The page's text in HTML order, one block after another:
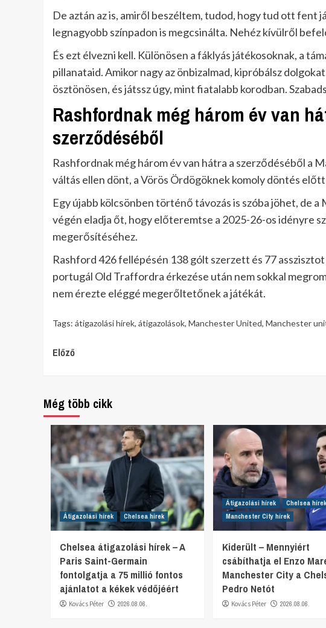
De aztán az is, amiről beszéltem, tudod, hogy tud ott fent
legnagyobb színpadon is megcsinálta. Nehéz kívülről
És ezt élvezni kell. Különösen a fáklyás játékosoknak, a
pillanataid. Amikor nagy az önbizalmad, kipróbálsz
ösztönösen, és játssz úgy, mint fiatalabb korodban.
Rashfordnak még három év van
szerződéséből
Rashfordnak még három év van hátra a szerződéséből a
váltás ellen dönt, a Vörös Ördögöknek komoly döntés
Egy újabb kölcsönben történő távozás is szóba jöhet, de
végén eladja őt, hogy előteremtse a 2025-26-os idényre
megerősítéséhez.
Rashford 426 fellépésén 138 gólt szerzett és 77
portugál Old Traffordra érkezése után nem sokkal
nem érezte eléggé megerőltetőnek a játékát.
Tags: átigazolási hírek, átigazolások, Manchester United, Manchester
Continue
Előző
Még több cikk
Átigazolási hírek Chelsea hírek
Chelsea átigazolási hírek – A
Paris Saint-Germain
fontolgatja a 75 millió fontos
ajánlatot a kékek védőjéért
Kovács Péter 2026.08.06.
Átigazolási hírek
Chelsea hírek
Manchester City hírek
Kiderült – Mennyiért
csábíthatja el Enzo
Manchester City a
Pedro Netót
Kovács Péter 2026.08.06.